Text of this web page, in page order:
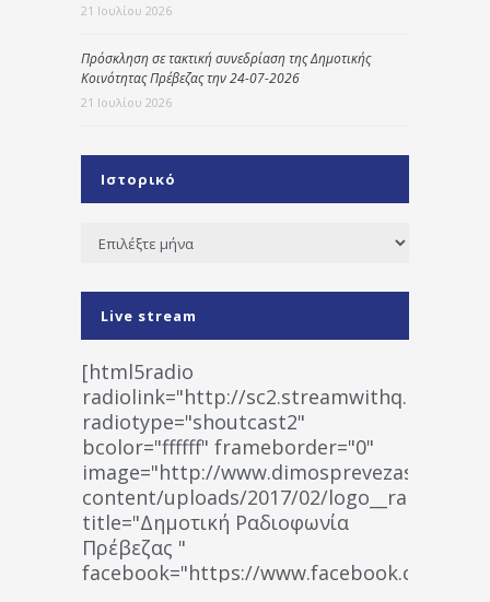
21 Ιουλίου 2026
Πρόσκληση σε τακτική συνεδρίαση της Δημοτικής
Κοινότητας Πρέβεζας την 24-07-2026
21 Ιουλίου 2026
Ιστορικό
Ιστορικό
Live stream
[html5radio
radiolink="http://
radiotype="shoutcast2"
bcolor="ffffff" frameborder="0"
image="http://www.dimosprevezas.gr/wp-
content/uploads/2017/02/
title="Δημοτική Ραδιοφωνία
Πρέβεζας "
facebook="https://www.facebook.com/